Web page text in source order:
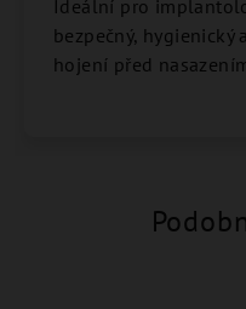
Ideální pro
bezpečný, hygienický
hojení před